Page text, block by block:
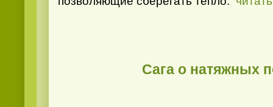
Сага о натяжных